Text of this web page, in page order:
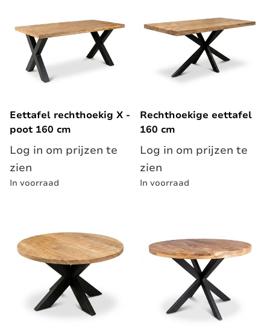
Eettafel rechthoekig X -
poot 160 cm
Log in om prijzen te
zien
In voorraad
Rechthoekige eettafel
160 cm
Log in om prijzen te
zien
In voorraad